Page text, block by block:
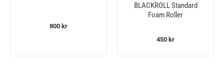
800 kr
BLACKROLL Standard
Foam Roller
450 kr